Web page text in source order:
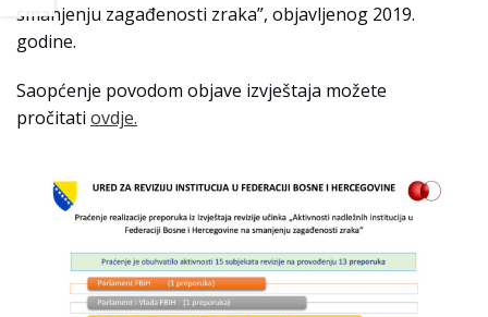
smanjenju zagađenosti zraka”, objavljenog 2019.
godine.
Saopćenje povodom objave izvještaja možete
pročitati ovdje.